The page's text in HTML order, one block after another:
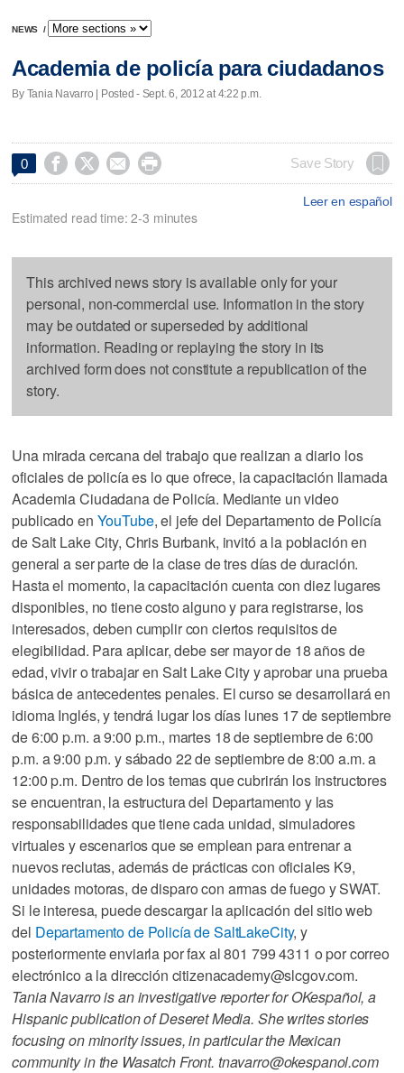
NEWS /
Academia de policía para ciudadanos
By Tania Navarro | Posted - Sept. 6, 2012 at 4:22 p.m.
0     Save Story
Leer en español
Estimated read time: 2-3 minutes
This archived news story is available only for your
personal, non-commercial use. Information in the story
may be outdated or superseded by additional
information. Reading or replaying the story in its
archived form does not constitute a republication of the
story.
Una mirada cercana del trabajo que realizan a diario los
oficiales de policía es lo que ofrece, la capacitación llamada
Academia Ciudadana de Policía. Mediante un video
publicado en YouTube, el jefe del Departamento de Policía
de Salt Lake City, Chris Burbank, invitó a la población en
general a ser parte de la clase de tres días de duración.
Hasta el momento, la capacitación cuenta con diez lugares
disponibles, no tiene costo alguno y para registrarse, los
interesados, deben cumplir con ciertos requisitos de
elegibilidad. Para aplicar, debe ser mayor de 18 años de
edad, vivir o trabajar en Salt Lake City y aprobar una prueba
básica de antecedentes penales. El curso se desarrollará en
idioma Inglés, y tendrá lugar los días lunes 17 de septiembre
de 6:00 p.m. a 9:00 p.m., martes 18 de septiembre de 6:00
p.m. a 9:00 p.m. y sábado 22 de septiembre de 8:00 a.m. a
12:00 p.m. Dentro de los temas que cubrirán los instructores
se encuentran, la estructura del Departamento y las
responsabilidades que tiene cada unidad, simuladores
virtuales y escenarios que se emplean para entrenar a
nuevos reclutas, además de prácticas con oficiales K9,
unidades motoras, de disparo con armas de fuego y SWAT.
Si le interesa, puede descargar la aplicación del sitio web
del Departamento de Policía deSaltLakeCity, y
posteriormente enviarla por fax al 801 799 4311 o por correo
electrónico a la dirección citizenacademy@slcgov.com.
Tania Navarro is an investigative reporter for OKespañol, a
Hispanic publication of Deseret Media. She writes stories
focusing on minority issues, in particular the Mexican
community in the Wasatch Front. tnavarro@okespanol.com